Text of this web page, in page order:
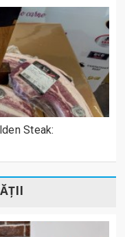
Steak: